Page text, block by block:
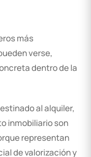
más
verse,
dentro de la
al alquiler,
inmobiliario son
representan
de valorización y